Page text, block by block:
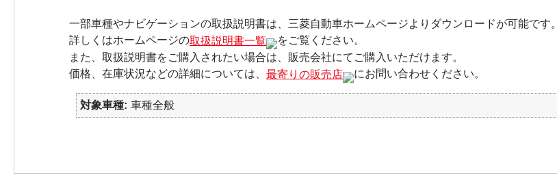
一部車種やナビゲーションの取扱説明書は、三菱自動車ホームページよりダウンロードが可能です。
詳しくはホームページの取扱説明書一覧
をご覧ください。
また、取扱説明書をご購入されたい場合は、販売会社にてご購入いただけます。
価格、在庫状況などの詳細については、 最寄りの販売店 にお問い合わせください。
対象車種 車種全般